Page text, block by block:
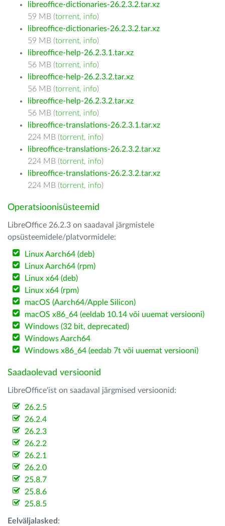
libreoffice-dictionaries-26.2.3.2.tar.xz
59 MB (torrent, info)
libreoffice-dictionaries-26.2.3.2.tar.xz
59 MB (torrent, info)
libreoffice-help-26.2.3.1.tar.xz
56 MB (torrent, info)
libreoffice-help-26.2.3.2.tar.xz
56 MB (torrent, info)
libreoffice-help-26.2.3.2.tar.xz
56 MB (torrent, info)
libreoffice-translations-26.2.3.1.tar.xz
224 MB (torrent, info)
libreoffice-translations-26.2.3.2.tar.xz
224 MB (torrent, info)
libreoffice-translations-26.2.3.2.tar.xz
224 MB (torrent, info)
Operatsioonisüsteemid
LibreOffice 26.2.3 on saadaval järgmistele
opsüsteemidele/platvormidele:
Linux Aarch64 (deb)
Linux Aarch64 (rpm)
Linux x64 (deb)
Linux x64 (rpm)
macOS (Aarch64/Apple Silicon)
macOS x86_64 (eeldab 10.14 või uuemat versiooni)
Windows (32 bit, deprecated)
Windows Aarch64
Windows x86_64 (eedab 7t või uuemat versiooni)
Saadaolevad versioonid
LibreOffice'ist on saadaval järgmised versioonid:
26.2.5
26.2.4
26.2.3
26.2.2
26.2.1
26.2.0
25.8.7
25.8.6
25.8.5
Eelväljalasked :